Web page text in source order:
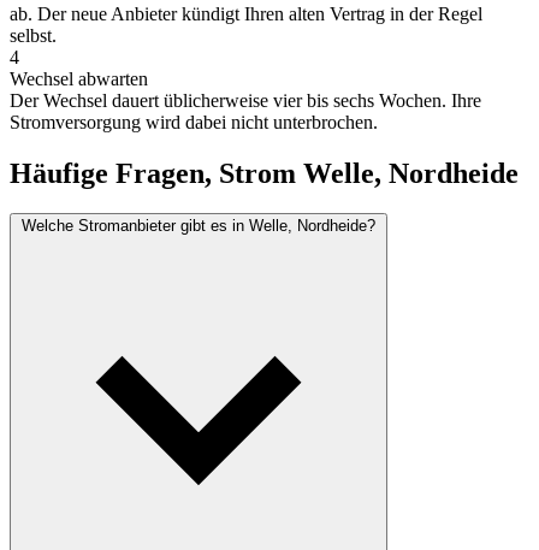
ab. Der neue Anbieter kündigt Ihren alten Vertrag in der Regel
selbst.
4
Wechsel abwarten
Der Wechsel dauert üblicherweise vier bis sechs Wochen. Ihre
Stromversorgung wird dabei nicht unterbrochen.
Häufige Fragen, Strom Welle, Nordheide
Welche Stromanbieter gibt es in Welle, Nordheide?